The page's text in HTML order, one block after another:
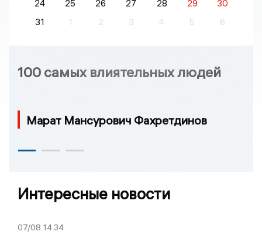
24 25 26 27 28 29
30
31
1 2 3 4 5 6
100 самых влиятельных людей
Марат Мансурович Фахретдинов
Интересные новости
07/08 14:34